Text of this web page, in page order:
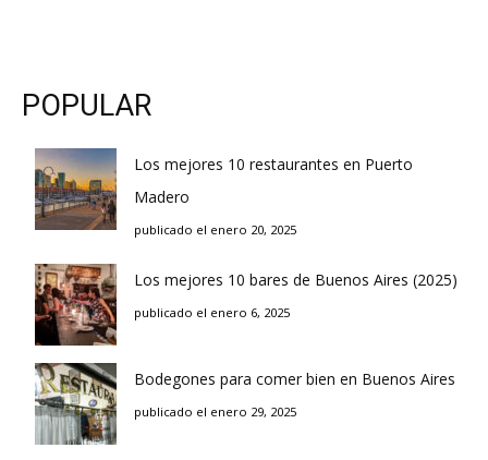
POPULAR
Los mejores 10 restaurantes en Puerto
Madero
publicado el enero 20, 2025
Los mejores 10 bares de Buenos Aires (2025)
publicado el enero 6, 2025
Bodegones para comer bien en Buenos Aires
publicado el enero 29, 2025